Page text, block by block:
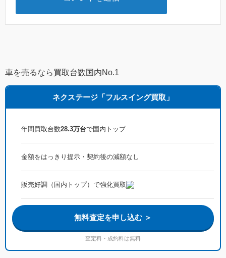
車を売るなら買取台数国内No.1
ネクステージ「フルスイング買取」
年間買取台数28.3万台で国内トップ
金額をはっきり提示・契約後の減額なし
販売好調（国内トップ）で強化買取
無料査定を申し込む ＞
査定料・成約料は無料